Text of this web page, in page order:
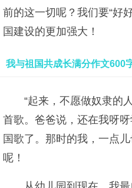
前的这一切呢？我们要“好
国建设的更加强大！
我与祖国共成长满分作文600
“起来，不愿做奴隶的
首歌。爸爸说，还在我呀
国歌了。那时的我，一点
呢！